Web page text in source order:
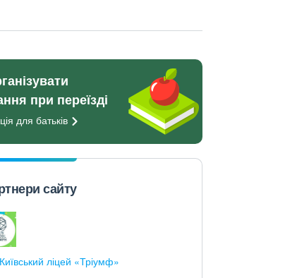
при переїзді
для батьків
сайту
ліцей «Тріумф»